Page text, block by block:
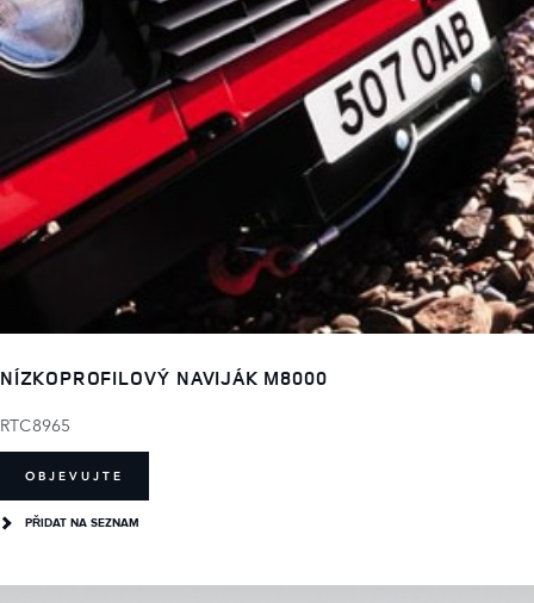
NÍZKOPROFILOVÝ NAVIJÁK M8000
RTC8965
OBJEVUJTE
PŘIDAT NA SEZNAM